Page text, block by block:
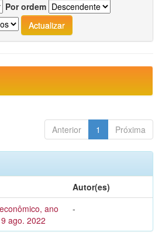
Por ordem
Anterior 1 Próxima
Autor(es)
ano
ago. 2022
-